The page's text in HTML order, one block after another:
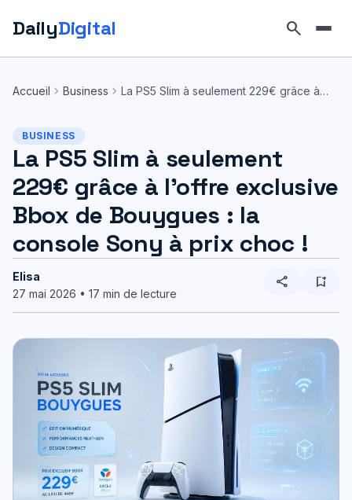
DailyDigital search
Accueil chevron_right Business chevron_right La PS5 Slim à seulement 229€ grâce à…
BUSINESS
La PS5 Slim à seulement
229€ grâce à l’offre exclusive
Bbox de Bouygues : la
console Sony à prix choc !
Elisa
27 mai 2026 • 17 min de lecture
share bookmark_add